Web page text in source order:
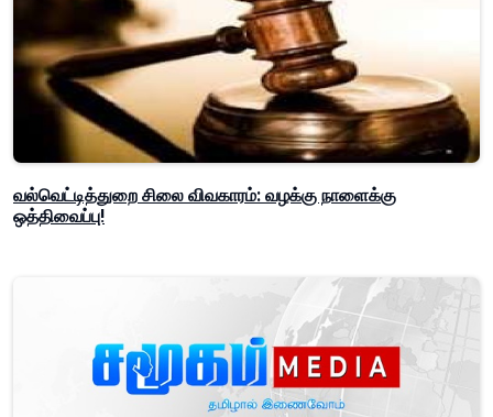
வல்வெட்டித்துறை சிலை விவகாரம்: வழக்கு நாளைக்கு
ஒத்திவைப்பு!